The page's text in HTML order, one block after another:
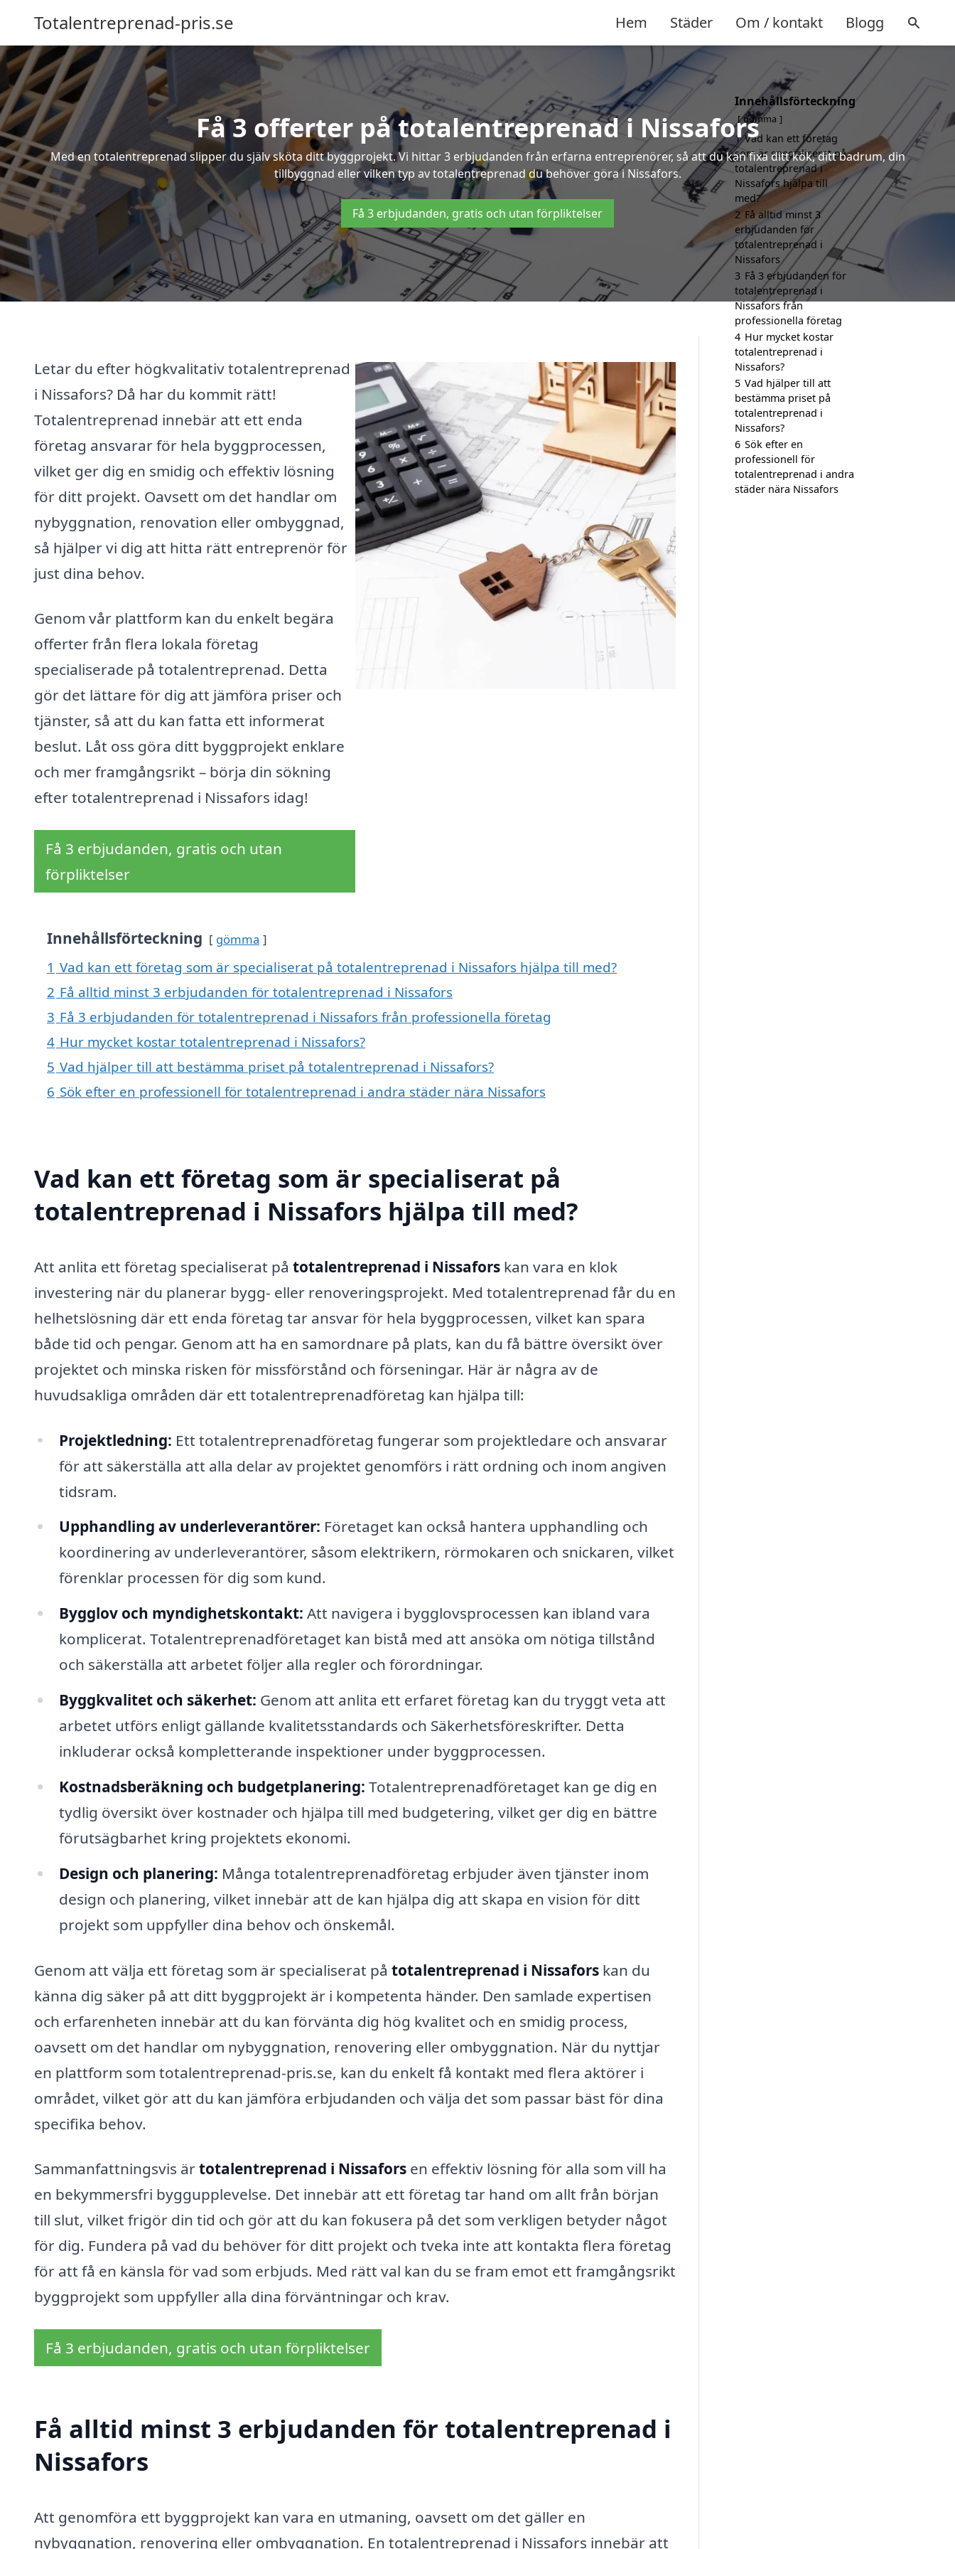
Totalentreprenad-pris.se Hem Städer Om / kontakt Blogg
Få 3 offerter på totalentreprenad i Nissafors
Med en totalentreprenad slipper du själv sköta ditt byggprojekt. Vi hittar 3 erbjudanden från erfarna entreprenörer, så att du kan fixa ditt kök, ditt badrum, din
tillbyggnad eller vilken typ av totalentreprenad du behöver göra i Nissafors.
Få 3 erbjudanden, gratis och utan förpliktelser
Letar du efter högkvalitativ totalentreprenad
i Nissafors? Då har du kommit rätt!
Totalentreprenad innebär att ett enda
företag ansvarar för hela byggprocessen,
vilket ger dig en smidig och effektiv lösning
för ditt projekt. Oavsett om det handlar om
nybyggnation, renovation eller ombyggnad,
så hjälper vi dig att hitta rätt entreprenör för
just dina behov.
Genom vår plattform kan du enkelt begära
offerter från flera lokala företag
specialiserade på totalentreprenad. Detta
gör det lättare för dig att jämföra priser och
tjänster, så att du kan fatta ett informerat
beslut. Låt oss göra ditt byggprojekt enklare
och mer framgångsrikt – börja din sökning
efter totalentreprenad i Nissafors idag!
Få 3 erbjudanden, gratis och utan
förpliktelser
Innehållsförteckning gömma
1 Vad kan ett företag som är specialiserat på totalentreprenad i Nissafors hjälpa till med?
2 Få alltid minst 3 erbjudanden för totalentreprenad i Nissafors
3 Få 3 erbjudanden för totalentreprenad i Nissafors från professionella företag
4 Hur mycket kostar totalentreprenad i Nissafors?
5 Vad hjälper till att bestämma priset på totalentreprenad i Nissafors?
6 Sök efter en professionell för totalentreprenad i andra städer nära Nissafors
Vad kan ett företag som är specialiserat på
totalentreprenad i Nissafors hjälpa till med?
Att anlita ett företag specialiserat på totalentreprenad i Nissafors kan vara en klok
investering när du planerar bygg- eller renoveringsprojekt. Med totalentreprenad får du en
helhetslösning där ett enda företag tar ansvar för hela byggprocessen, vilket kan spara
både tid och pengar. Genom att ha en samordnare på plats, kan du få bättre översikt över
projektet och minska risken för missförstånd och förseningar. Här är några av de
huvudsakliga områden där ett totalentreprenadföretag kan hjälpa till:
Projektledning: Ett totalentreprenadföretag fungerar som projektledare och ansvarar
för att säkerställa att alla delar av projektet genomförs i rätt ordning och inom angiven
tidsram.
Upphandling av underleverantörer: Företaget kan också hantera upphandling och
koordinering av underleverantörer, såsom elektrikern, rörmokaren och snickaren, vilket
förenklar processen för dig som kund.
Bygglov och myndighetskontakt: Att navigera i bygglovsprocessen kan ibland vara
komplicerat. Totalentreprenadföretaget kan bistå med att ansöka om nötiga tillstånd
och säkerställa att arbetet följer alla regler och förordningar.
Byggkvalitet och säkerhet: Genom att anlita ett erfaret företag kan du tryggt veta att
arbetet utförs enligt gällande kvalitetsstandards och Säkerhetsföreskrifter. Detta
inkluderar också kompletterande inspektioner under byggprocessen.
Kostnadsberäkning och budgetplanering: Totalentreprenadföretaget kan ge dig en
tydlig översikt över kostnader och hjälpa till med budgetering, vilket ger dig en bättre
förutsägbarhet kring projektets ekonomi.
Design och planering: Många totalentreprenadföretag erbjuder även tjänster inom
design och planering, vilket innebär att de kan hjälpa dig att skapa en vision för ditt
projekt som uppfyller dina behov och önskemål.
Genom att välja ett företag som är specialiserat på totalentreprenad i Nissafors kan du
känna dig säker på att ditt byggprojekt är i kompetenta händer. Den samlade expertisen
och erfarenheten innebär att du kan förvänta dig hög kvalitet och en smidig process,
oavsett om det handlar om nybyggnation, renovering eller ombyggnation. När du nyttjar
en plattform som totalentreprenad-pris.se, kan du enkelt få kontakt med flera aktörer i
området, vilket gör att du kan jämföra erbjudanden och välja det som passar bäst för dina
specifika behov.
Sammanfattningsvis ärtotalentreprenad i Nissafors en effektiv lösning för alla som vill ha
en bekymmersfri byggupplevelse. Det innebär att ett företag tar hand om allt från början
till slut, vilket frigör din tid och gör att du kan fokusera på det som verkligen betyder något
för dig. Fundera på vad du behöver för ditt projekt och tveka inte att kontakta flera företag
för att få en känsla för vad som erbjuds. Med rätt val kan du se fram emot ett framgångsrikt
byggprojekt som uppfyller alla dina förväntningar och krav.
Få 3 erbjudanden, gratis och utan förpliktelser
Få alltid minst 3 erbjudanden för totalentreprenad i
Nissafors
Att genomföra ett byggprojekt kan vara en utmaning, oavsett om det gäller en
nybyggnation, renovering eller ombyggnation. En totalentreprenad i Nissafors innebär att
Innehållsförteckning
gömma
1 Vad kan ett företag
som är specialiserat på
totalentreprenad i
Nissafors hjälpa till
med?
2 Få alltid minst 3
erbjudanden för
totalentreprenad i
Nissafors
3 Få 3 erbjudanden för
totalentreprenad i
Nissafors från
professionella företag
4 Hur mycket kostar
totalentreprenad i
Nissafors?
5 Vad hjälper till att
bestämma priset på
totalentreprenad i
Nissafors?
6 Sök efter en
professionell för
totalentreprenad i andra
städer nära Nissafors